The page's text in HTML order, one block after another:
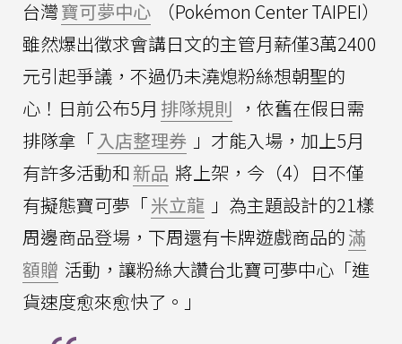
台灣寶可夢中心
（Pokémon Center TAIPEI）
雖然爆出徵求會講日文的主管月薪僅3萬2400
元引起爭議，不過仍未澆熄粉絲想朝聖的
心！日前公布5月 排隊規則 ，依舊在假日需
排隊拿「入店整理券 」才能入場，加上5月
有許多活動和新品 將上架，今（4）日不僅
有擬態寶可夢「米立龍 」為主題設計的21樣
周邊商品登場，下周還有卡牌遊戲商品的滿
額贈 活動，讓粉絲大讚台北寶可夢中心「進
貨速度愈來愈快了。」